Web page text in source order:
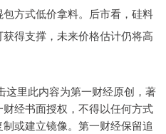
方式低价拿料。后市看，硅料
得支撑，未来价格估计仍将高
这里此内容为第一财经原创，著
经书面授权，不得以任何方式
或建立镜像。第一财经保留追